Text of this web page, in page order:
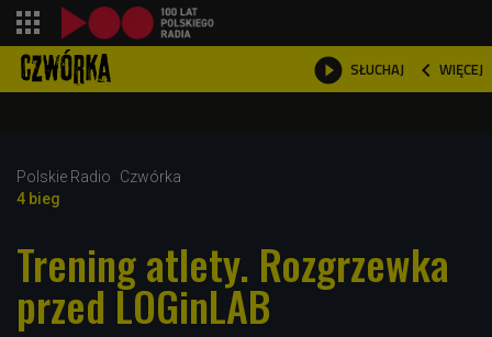
 SŁUCHAJ  WIĘCEJ

Polskie Radio
Czwórka
4 bieg
Trening atlety. Rozgrzewka
przed LOGinLAB